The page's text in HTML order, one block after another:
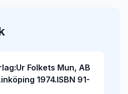
Folkets Mun, AB
1974.ISBN 91-